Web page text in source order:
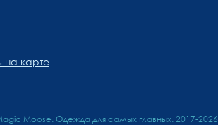
на карте
Moose. Одежда для самых главных. 2017-2026